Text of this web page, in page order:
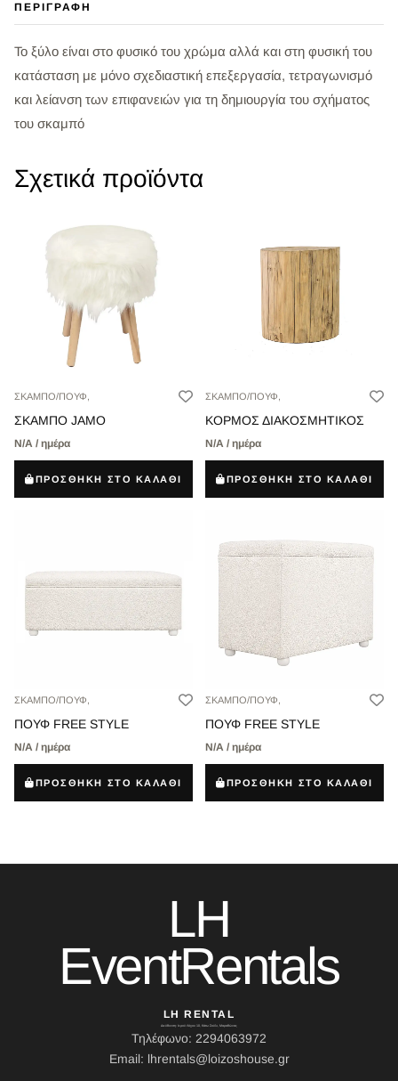
ΠΕΡΙΓΡΑΦΉ
Το ξύλο είναι στο φυσικό του χρώμα αλλά και στη φυσική του
κατάσταση με μόνο σχεδιαστική επεξεργασία, τετραγωνισμό
και λείανση των επιφανειών για τη δημιουργία του σχήματος
του σκαμπό
Σχετικά προϊόντα
ΣΚΑΜΠΟ/ΠΟΥΦ,
ΣΚΑΜΠΟ JAMO
Ν/Α / ημέρα
ΠΡΟΣΘΗΚΗ ΣΤΟ ΚΑΛΑΘΙ
ΣΚΑΜΠΟ/ΠΟΥΦ,
ΚΟΡΜΟΣ ΔΙΑΚΟΣΜΗΤΙΚΟΣ
Ν/Α / ημέρα
ΠΡΟΣΘΗΚΗ ΣΤΟ ΚΑΛΑΘΙ
ΣΚΑΜΠΟ/ΠΟΥΦ,
ΠΟΥΦ FREE STYLE
Ν/Α / ημέρα
ΠΡΟΣΘΗΚΗ ΣΤΟ ΚΑΛΑΘΙ
ΣΚΑΜΠΟ/ΠΟΥΦ,
ΠΟΥΦ FREE STYLE
Ν/Α / ημέρα
ΠΡΟΣΘΗΚΗ ΣΤΟ ΚΑΛΑΘΙ
LH
EventRentals
LH RENTAL
Διεύθυνση: Ιερού Λόχου 10, Κάτω Σούλι, Μαραθώνας
Τηλέφωνο: 2294063972
Email: lhrentals@loizoshouse.gr